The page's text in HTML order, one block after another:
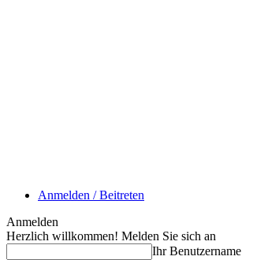
Anmelden / Beitreten
Anmelden
Herzlich willkommen! Melden Sie sich an
Ihr Benutzername